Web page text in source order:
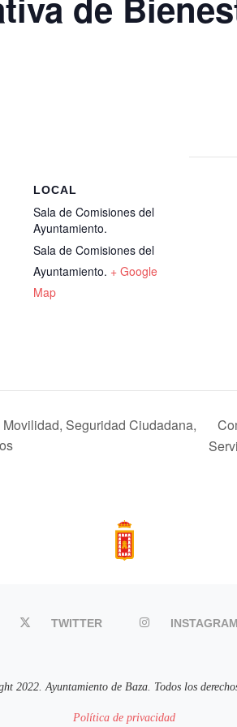
LOCAL
Sala de Comisiones del
Ayuntamiento.
Sala de Comisiones del
Ayuntamiento. + Google
Map
Seguridad Ciudadana,
TWITTER INSTAGRAM
2022. Ayuntamiento de Baza. Todos los
Política de privacidad